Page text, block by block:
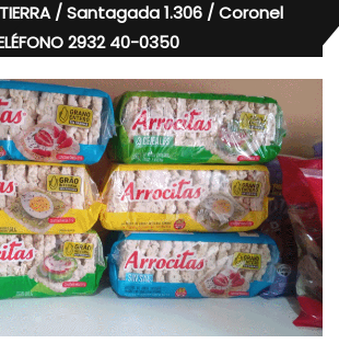
TIERRA / Santagada 1.306 / Coronel
2932 40-0350